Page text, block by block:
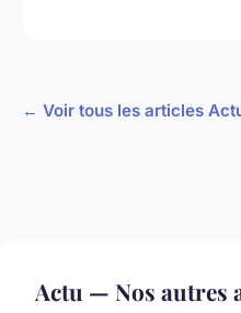
← Voir tous les articles
Actu — Nos autres